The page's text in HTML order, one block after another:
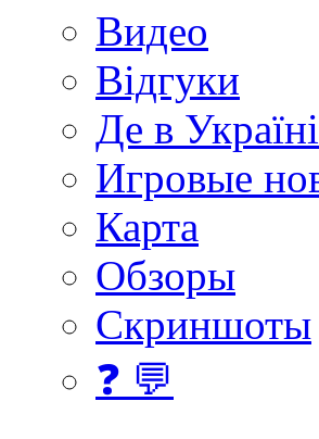
Видео
Відгуки
Де в
Игровые
Карта
Обзоры
Скриншоты
❓ 💬